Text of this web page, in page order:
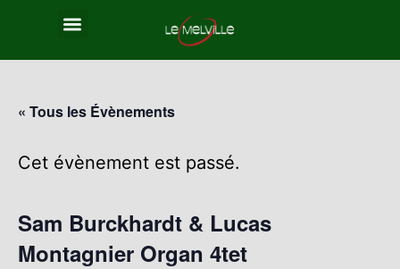
« Tous les Évènements
Cet évènement est passé.
Sam Burckhardt & Lucas
Montagnier Organ 4tet